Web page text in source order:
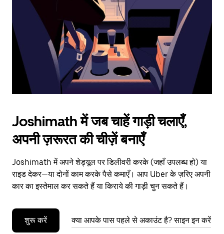
the
calendar.
Joshimath में जब चाहें गाड़ी चलाएँ,
अपनी ज़रूरत की चीज़ें बनाएँ
Joshimath में अपने शेड्यूल पर डिलीवरी करके (जहाँ उपलब्ध हो) या
राइड देकर—या दोनों काम करके पैसे कमाएँ। आप Uber के ज़रिए अपनी
कार का इस्तेमाल कर सकते हैं या किराये की गाड़ी चुन सकते हैं।
शुरू करें क्या आपके पास पहले से अकाउंट है? साइन इन करें